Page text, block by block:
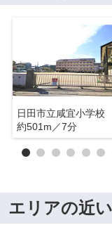
日田市立咸宜小学校
約501m／7分
エリアの近